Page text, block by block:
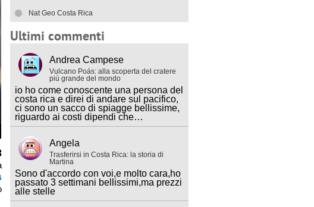
Nat Geo Costa Rica
Ultimi commenti
Andrea Campese
Vulcano Poás: alla scoperta del cratere
più grande del mondo
io ho come conoscente una persona del
costa rica e direi di andare sul pacifico,
ci sono un sacco di spiagge bellissime,
riguardo ai costi dipendi che…
Angela
Trasferirsi in Costa Rica: la storia di
Martina
Sono d'accordo con voi,e molto cara,ho
passato 3 settimani bellissimi,ma prezzi
alle stelle